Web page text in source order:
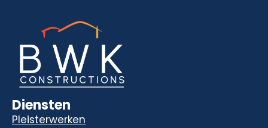
Diensten
Pleisterwerken